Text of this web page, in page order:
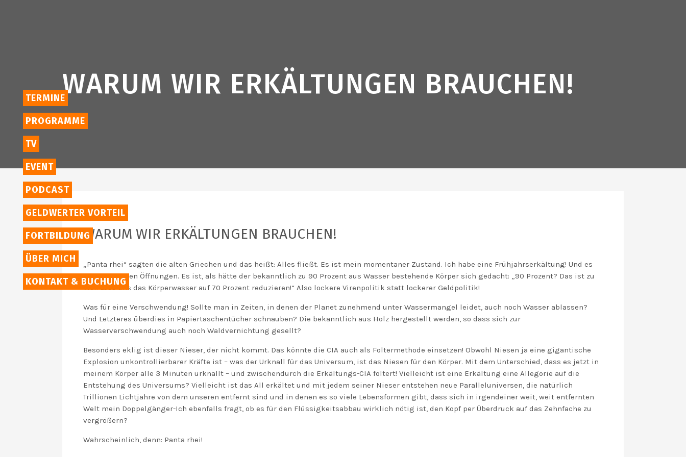
TERMINE
PROGRAMME
TV
EVENT
PODCAST
GELDWERTER VORTEIL
FORTBILDUNG
ÜBER MICH
KONTAKT & BUCHUNG
WARUM WIR ERKÄLTUNGEN BRAUCHEN!
WARUM WIR ERKÄLTUNGEN BRAUCHEN!
„Panta rhei“ sagten die alten Griechen und das heißt: Alles fließt. Es ist mein momentaner Zustand. Ich habe eine Frühjahrserkältung! Und es
fließt aus allen Öffnungen. Es ist, als hätte der bekanntlich zu 90 Prozent aus Wasser bestehende Körper sich gedacht: „90 Prozent? Das ist zu
viel! Lass uns das Körperwasser auf 70 Prozent reduzieren!“ Also lockere Virenpolitik statt lockerer Geldpolitik!
Was für eine Verschwendung! Sollte man in Zeiten, in denen der Planet zunehmend unter Wassermangel leidet, auch noch Wasser ablassen?
Und Letzteres überdies in Papiertaschentücher schnauben? Die bekanntlich aus Holz hergestellt werden, so dass sich zur
Wasserverschwendung auch noch Waldvernichtung gesellt?
Besonders eklig ist dieser Nieser, der nicht kommt. Das könnte die CIA auch als Foltermethode einsetzen! Obwohl Niesen ja eine gigantische
Explosion unkontrollierbarer Kräfte ist – was der Urknall für das Universum, ist das Niesen für den Körper. Mit dem Unterschied, dass es jetzt in
meinem Körper alle 3 Minuten urknallt – und zwischendurch die Erkältungs-CIA foltert! Vielleicht ist eine Erkältung eine Allegorie auf die
Entstehung des Universums? Vielleicht ist das All erkältet und mit jedem seiner Nieser entstehen neue Paralleluniversen, die natürlich
Trillionen Lichtjahre von dem unseren entfernt sind und in denen es so viele Lebensformen gibt, dass sich in irgendeiner weit, weit entfernten
Welt mein Doppelgänger-Ich ebenfalls fragt, ob es für den Flüssigkeitsabbau wirklich nötig ist, den Kopf per Überdruck auf das Zehnfache zu
vergrößern?
Wahrscheinlich, denn: Panta rhei!